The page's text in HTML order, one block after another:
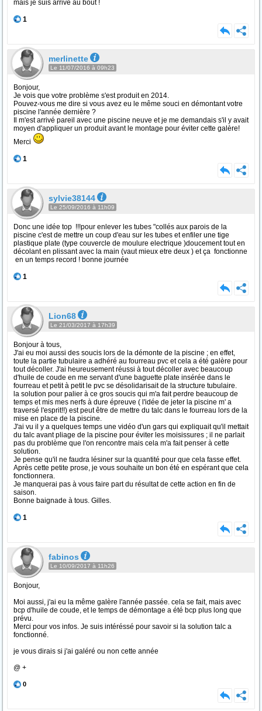
mais je suis arrivé au bout !
1
merlinette
Le 11/07/2016 à 09h23
Bonjour,
Je vois que votre problème s'est produit en 2014.
Pouvez-vous me dire si vous avez eu le même souci en démontant votre
piscine l'année dernière ?
Il m'est arrivé pareil avec une piscine neuve et je me demandais s'il y avait
moyen d'appliquer un produit avant le montage pour éviter cette galère!
Merci
1
sylvie38144
Le 25/09/2016 à 11h09
Donc une idée top !!!pour enlever les tubes "collés aux parois de la
piscine c'est de mettre un coup d'eau sur les tubes et enfiler une tige
plastique plate (type couvercle de moulure electrique )doucement tout en
décolant en plissant avec la main (vaut mieux etre deux ) et ça fonctionne
en un temps record ! bonne journée
1
Lion68
Le 21/03/2017 à 17h39
Bonjour à tous,
J'ai eu moi aussi des soucis lors de la démonte de la piscine ; en effet,
toute la partie tubulaire a adhéré au fourreau pvc et cela a été galère pour
tout décoller. J'ai heureusement réussi à tout décoller avec beaucoup
d'huile de coude en me servant d'une baguette plate insérée dans le
fourreau et petit à petit le pvc se désolidarisait de la structure tubulaire.
la solution pour palier à ce gros soucis qui m'a fait perdre beaucoup de
temps et mis mes nerfs à dure épreuve ( l'idée de jeter la piscine m' a
traversé l'esprit!!) est peut être de mettre du talc dans le fourreau lors de la
mise en place de la piscine.
J'ai vu il y a quelques temps une vidéo d'un gars qui expliquait qu'il mettait
du talc avant pliage de la piscine pour éviter les moisissures ; il ne parlait
pas du problème que l'on rencontre mais cela m'a fait penser à cette
solution.
Je pense qu'il ne faudra lésiner sur la quantité pour que cela fasse effet.
Après cette petite prose, je vous souhaite un bon été en espérant que cela
fonctionnera.
Je manquerai pas à vous faire part du résultat de cette action en fin de
saison.
Bonne baignade à tous. Gilles.
1
fabinos
Le 10/09/2017 à 11h26
Bonjour,
Moi aussi, j'ai eu la même galère l'année passée. cela se fait, mais avec
bcp d'huile de coude, et le temps de démontage a été bcp plus long que
prévu.
Merci pour vos infos. Je suis intéréssé pour savoir si la solution talc a
fonctionné.
je vous dirais si j'ai galéré ou non cette année
@ +
0